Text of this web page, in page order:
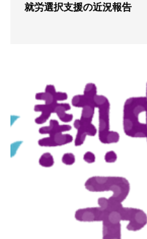
就労選択支援の近況報告